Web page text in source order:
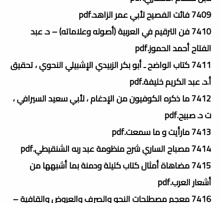
7409 فائت الفصيح لأبي عمر الزاهد.pdf
7410 فن الترقيم في العربية (أصوله وعلاماته) – د. عبد
الفتاح أحمد الحموز.pdf
7411 كتاب الواضح ـ أبو بكر الزبيدي الإشبيلي النحوي ، تحقيق
أ.د. عبد الكريم خليفة.pdf
7412 ما ذكره الكوفيون من الإدغام ، لأبي سعيد السيرافي ،
ت د. صبيح.pdf
7413 مارأيت و ما سمعت.pdf
7414 مصباح الساري شرح منظومة عبد ربه الشنقيطي.pdf
7415 مضاهاة أمثال كتاب كليلة ودمنة بما أشبهها من
أشعار العرب.pdf
7416 معجم مصطلحات النحو والصرف والعروض والقافية –